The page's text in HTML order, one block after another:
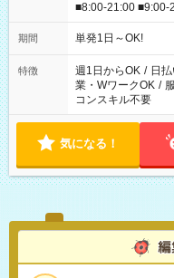
■8:00-21:00
期間 単発1日～OK!
特徴 週1日からOK / 日
業・WワークOK /
コンスキル不要
気になる！